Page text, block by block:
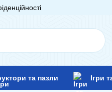
та пазли Ігри